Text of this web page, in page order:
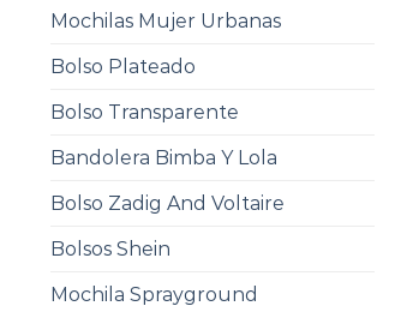
Mochilas Mujer Urbanas
Bolso Plateado
Bolso Transparente
Bandolera Bimba Y Lola
Bolso Zadig And Voltaire
Bolsos Shein
Mochila Sprayground